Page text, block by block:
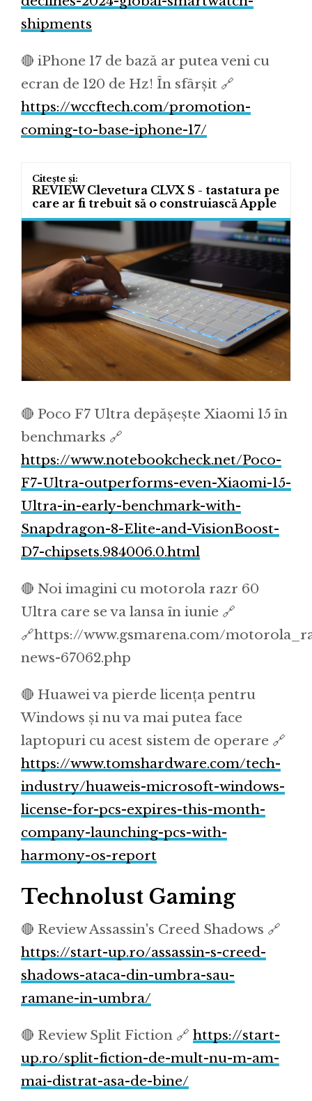
shipments
🔴 iPhone 17 de bază ar putea veni cu
ecran de 120 de Hz! În sfârșit 🔗
https://wccftech.com/promotion-
coming-to-base-iphone-17/
REVIEW Clevetura CLVX S - tastatura pe
care ar fi trebuit să o construiască Apple
🔴 Poco F7 Ultra depășește Xiaomi 15 în
benchmarks 🔗
https://www.notebookcheck.net/Poco-
F7-Ultra-outperforms-even-Xiaomi-15-
Ultra-in-early-benchmark-with-
Snapdragon-8-Elite-and-VisionBoost-
D7-chipsets.984006.0.html
🔴 Noi imagini cu motorola razr 60
Ultra care se va lansa în iunie 🔗
🔗https://www.gsmarena.com/
news-67062.php
🔴 Huawei va pierde licența pentru
Windows și nu va mai putea face
laptopuri cu acest sistem de operare 🔗
https://www.tomshardware.com/tech-
industry/huaweis-microsoft-windows-
license-for-pcs-expires-this-month-
company-launching-pcs-with-
harmony-os-report
Technolust Gaming
🔴 Review Assassin's Creed Shadows 🔗
https://start-up.ro/assassin-s-creed-
shadows-ataca-din-umbra-sau-
ramane-in-umbra/
🔴 Review Split Fiction 🔗 https://start-
up.ro/split-fiction-de-mult-nu-m-am-
mai-distrat-asa-de-bine/